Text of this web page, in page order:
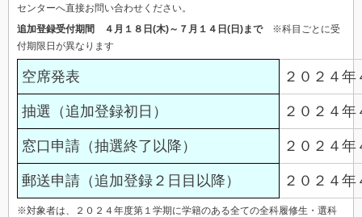
センターへ直接お問い合わせください。
追加登録受付期間 ４月１８日(木)～７月１４日(日)まで ※科目ごとに受
付期限日が異なります
空席発表 ２０２４
抽選（追加登録初日） ２０２４
窓口申請（抽選終了以降） ２０２４
郵送申請（追加登録２日目以降） ２０２４
※対象者は、２０２４年度第１学期に学籍のある全ての全科履修生・選科